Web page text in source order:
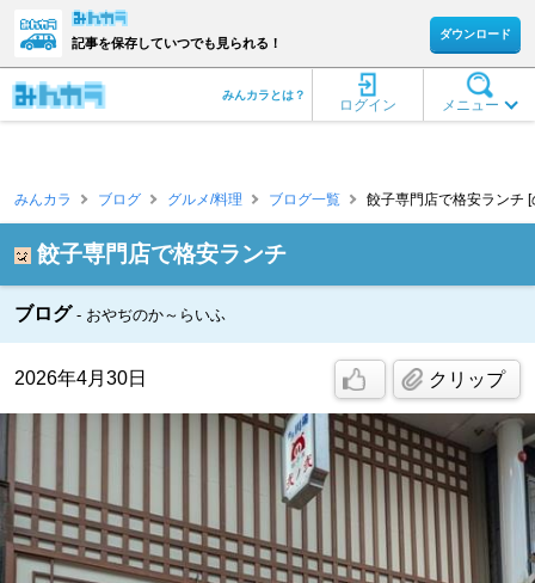
記事を保存していつでも見られる！
ダウンロード
メニュー
ログイン
みんカラとは？
みんカラ ブログ グルメ/料理 ブログ一覧 餃子専門店で格安ランチ
餃子専門店で格安ランチ
ブログ おやぢのか～らいふ
2026年4月30日 クリップ